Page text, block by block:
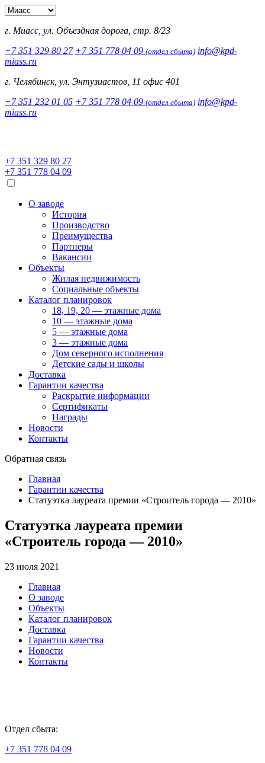
г. Миасс, ул. Объездная дорога, стр. 8/23
+7 351 329 80 27 +7 351 778 04 09 (отдел сбыта) info@kpd-
miass.ru
г. Челябинск, ул. Энтузиастов, 11 офис 401
+7 351 232 01 05 +7 351 778 04 09 (отдел сбыта) info@kpd-
miass.ru
+7 351 329 80 27
+7 351 778 04 09
О заводе
История
Производство
Преимущества
Партнеры
Вакансии
Объекты
Жилая недвижимость
Социальные объекты
Каталог планировок
18, 19, 20 — этажные дома
10 — этажные дома
5 — этажные дома
3 — этажные дома
Дом северного исполнения
Детские сады и школы
Доставка
Гарантии качества
Раскрытие информации
Сертификаты
Награды
Новости
Контакты
Обратная связь
Главная
Гарантии качества
Статуэтка лауреата премии «Строитель города — 2010»
Статуэтка лауреата премии
«Строитель города — 2010»
23 июля 2021
Главная
О заводе
Объекты
Каталог планировок
Доставка
Гарантии качества
Новости
Контакты
Отдел сбыта:
+7 351 778 04 09